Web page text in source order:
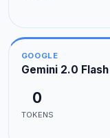
GOOGLE
Gemini 2.0 Flash
0
TOKENS